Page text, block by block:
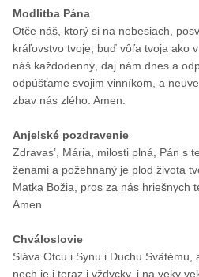
Modlitba Pána
Otče náš, ktorý si na nebesiach,
kráľovstvo tvoje, buď vôľa tvoja ako
náš každodenný, daj nám dnes a
odpúšťame svojim vinníkom, a
zbav nás zlého. Amen.
Anjelské pozdravenie
Zdravas’, Mária, milosti plná, Pán s
ženami a požehnaný je plod života
Matka Božia, pros za nás hriešnych
Amen.
Chváloslovie
Sláva Otcu i Synu i Duchu Svätému,
nech je i teraz i vždycky, i na veky